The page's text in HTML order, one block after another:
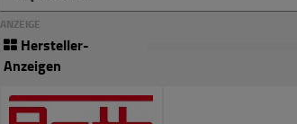
ANZEIGE
Hersteller-
Anzeigen